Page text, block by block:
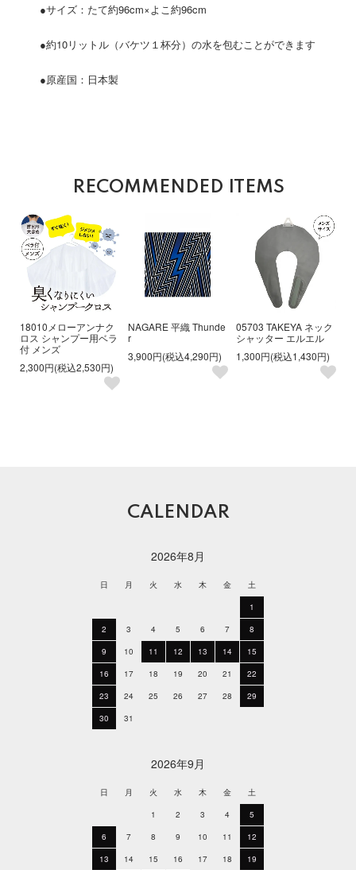
●サイズ：たて約96cm×よこ約96cm
●約10リットル（バケツ１杯分）の水を包むことができます
●原産国：日本製
RECOMMENDED ITEMS
18010メローアンナク
ロス シャンプー用ベラ
付 メンズ
2,300円(税込2,530円)
NAGARE 平織 Thunde
r
3,900円(税込4,290円)
05703 TAKEYA ネック
シャッター エルエル
1,300円(税込1,430円)
CALENDAR
2026年8月
日 月 火 水 木 金
土
1
2
3 4 5 6 7
8
9
10 11 12 13 14
15
16
17 18 19 20 21
22
23
24 25 26 27 28
29
30
31
2026年9月
日 月 火 水 木 金
土
1
2 3 4
5
6
7 8 9 10 11
12
13
14 15 16 17 18
19